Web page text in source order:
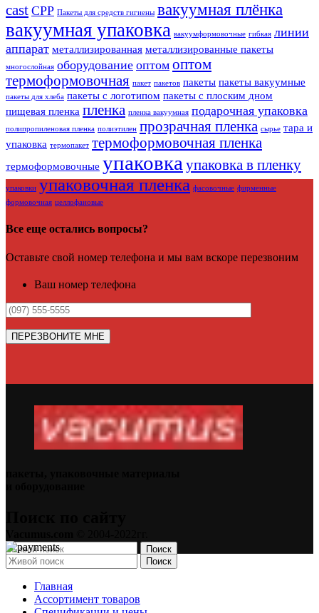
cast CPP Пакеты для средств гигиены вакуумная плёнка
вакуумная упаковка вакуумформовочные гибкая линии
аппарат металлизированная металлизированные пакеты
многослойная оборудование оптом оптом
термоформовочная пакет пакетов пакеты пакеты вакуумные
пакеты для хлеба пакеты с логотипом пакеты с плоским дном
пищевая пленка пленка пленка вакуумная подарочная упаковка
полипропиленовая пленка полиэтилен прозрачная пленка сырье тара и
упаковка термопакет термоформовочная пленка
термоформовочные упаковка упаковка в пленку
упаковки упаковочная пленка фасовочные фирменные
формовочная целлофановые
Все еще остались вопросы?
Оставьте свой номер телефона и мы вам вскоре перезвоним
Ваш номер телефона
Поиск
Поиск
Главная
Ассортимент товаров